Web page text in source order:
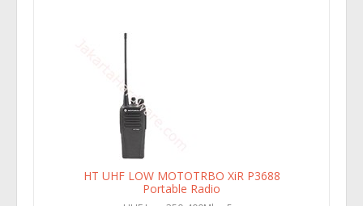
HT UHF LOW MOTOTRBO XiR P3688
Portable Radio